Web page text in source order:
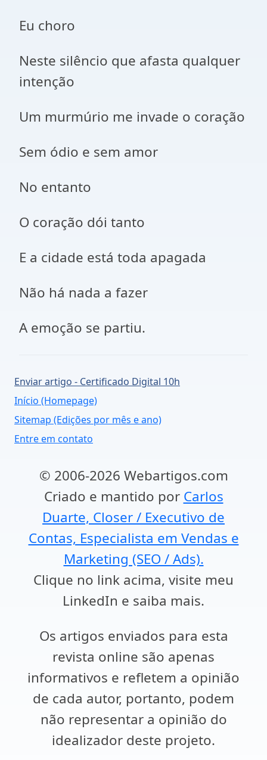
Eu choro
Neste silêncio que afasta qualquer
intenção
Um murmúrio me invade o coração
Sem ódio e sem amor
No entanto
O coração dói tanto
E a cidade está toda apagada
Não há nada a fazer
A emoção se partiu.
Enviar artigo - Certificado Digital 10h
Início (Homepage)
Sitemap (Edições por mês e ano)
Entre em contato
© 2006-2026 Webartigos.com
Criado e mantido por Carlos
Duarte, Closer / Executivo de
Contas, Especialista em Vendas e
Marketing (SEO / Ads).
Clique no link acima, visite meu
LinkedIn e saiba mais.
Os artigos enviados para esta
revista online são apenas
informativos e refletem a opinião
de cada autor, portanto, podem
não representar a opinião do
idealizador deste projeto.